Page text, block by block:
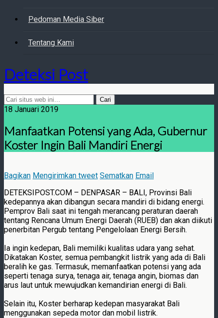
Pedoman Media Siber
Tentang Kami
Deteksi Post
18 Januari 2019
Manfaatkan Potensi yang Ada, Gubernur
Koster Ingin Bali Mandiri Energi
Bagikan Mengirimkan tweet Sematkan Email
DETEKSIPOST.COM – DENPASAR – BALI, Provinsi Bali
kedepannya akan dibangun secara mandiri di bidang energi.
Pemprov Bali saat ini tengah merancang peraturan daerah
tentang Rencana Umum Energi Daerah (RUEB) dan akan diikuti
penerbitan Pergub tentang Pengelolaan Energi Bersih.
Ia ingin kedepan, Bali memiliki kualitas udara yang sehat.
Dikatakan Koster, semua pembangkit listrik yang ada di Bali
beralih ke gas. Termasuk, memanfaatkan potensi yang ada
seperti tenaga surya, tenaga air, tenaga angin, biomas dan
arus laut untuk mewujudkan kemandirian energi di Bali.
Selain itu, Koster berharap kedepan masyarakat Bali
menggunakan sepeda motor dan mobil listrik.